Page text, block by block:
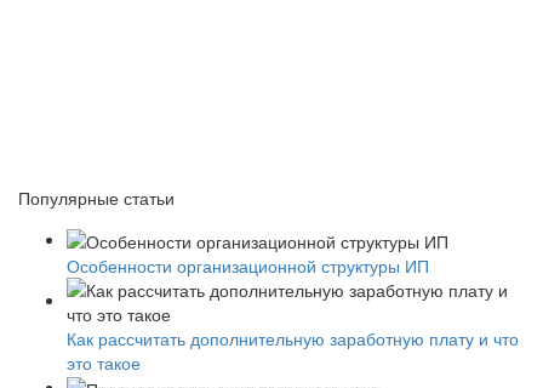
Популярные статьи
Особенности организационной структуры ИП
Как рассчитать дополнительную заработную плату и что
это такое